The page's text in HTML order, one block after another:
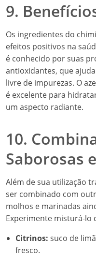
9.
Os ingredientes do
efeitos positivos na
é conhecido por suas
antioxidantes, que
livre de impurezas. O
é excelente para
um aspecto radiante.
10.
Saborosas
Além de sua utilização
ser combinado com
molhos e marinadas
Experimente misturá-lo
Citrinos: suco de
fresco.